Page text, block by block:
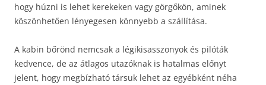
hogy húzni is lehet kerekeken vagy görgőkön, aminek
köszönhetően lényegesen könnyebb a szállítása.
A kabin bőrönd nemcsak a légikisasszonyok és pilóták
kedvence, de az átlagos utazóknak is hatalmas előnyt
jelent, hogy megbízható társuk lehet az egyébként néha